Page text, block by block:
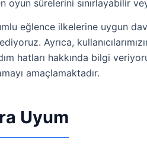
oyun sürelerini sınırlayabilir
eğlence ilkelerine uygun
Ayrıca,
hatları hakkında bilgi
amaçlamaktadır.
Uyum